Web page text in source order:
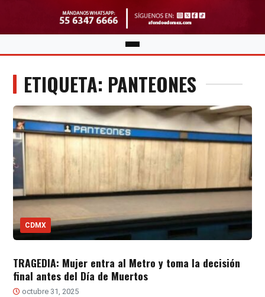
ETIQUETA: PANTEONES
CDMX
TRAGEDIA: Mujer entra al Metro y toma la decisión
final antes del Día de Muertos
octubre 31, 2025